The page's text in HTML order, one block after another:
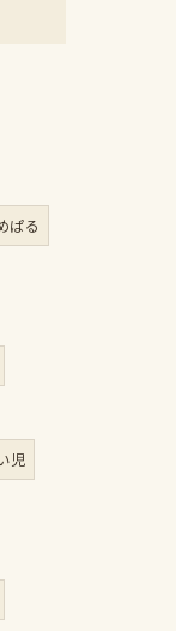
ぱる
児